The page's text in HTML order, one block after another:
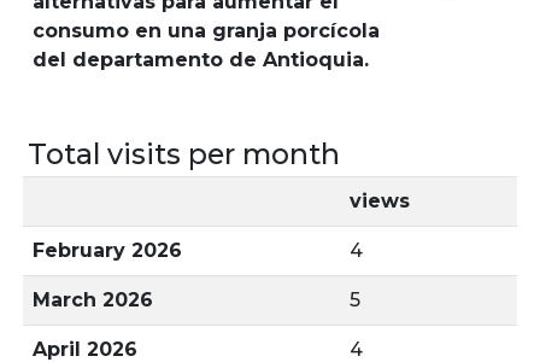
consumo en una granja porcícola
del departamento de Antioquia.
Total visits per month
views
February 2026 4
March 2026 5
April 2026 4